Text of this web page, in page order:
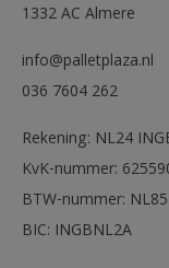
1332 AC Almere
info@palletplaza.nl
036 7604 262
Rekening: NL24
KvK-nummer:
BTW-nummer:
BIC: INGBNL2A